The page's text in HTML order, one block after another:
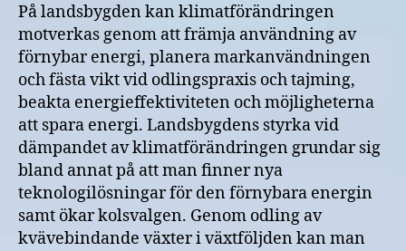
På landsbygden kan klimatförändringen
motverkas genom att främja användning av
förnybar energi, planera markanvändningen
och fästa vikt vid odlingspraxis och tajming,
beakta energieffektiviteten och möjligheterna
att spara energi. Landsbygdens styrka vid
dämpandet av klimatförändringen grundar sig
bland annat på att man finner nya
teknologilösningar för den förnybara energin
samt ökar kolsvalgen. Genom odling av
kvävebindande växter i växtföljden kan man